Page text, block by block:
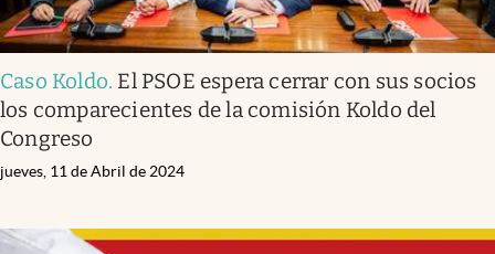
Caso Koldo. El PSOE espera cerrar con sus socios
los comparecientes de la comisión Koldo del
Congreso
jueves, 11 de Abril de 2024